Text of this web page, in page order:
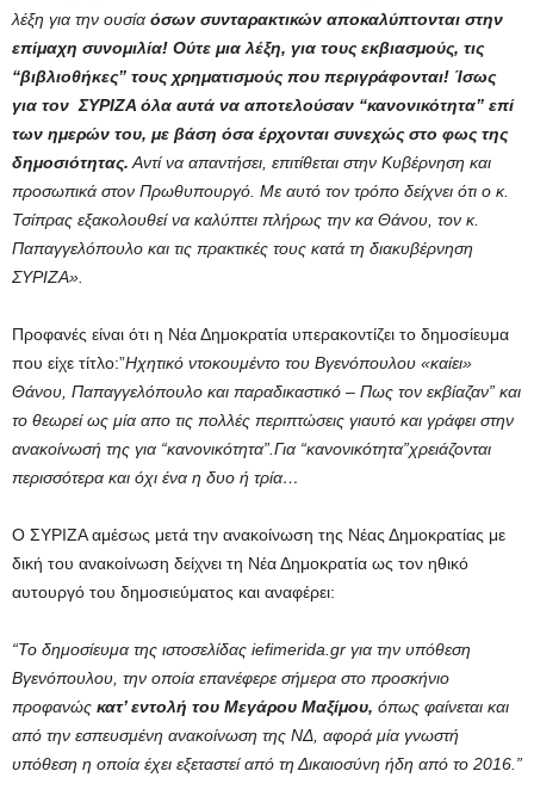
λέξη για την ουσία όσων συνταρακτικών αποκαλύπτονται στην
επίμαχη συνομιλία! Ούτε μια λέξη, για τους εκβιασμούς, τις
“βιβλιοθήκες” τους χρηματισμούς που περιγράφονται! Ίσως
για τον ΣΥΡΙΖΑ όλα αυτά να αποτελούσαν “κανονικότητα” επί
των ημερών του, με βάση όσα έρχονται συνεχώς στο φως της
δημοσιότητας.Αντί να απαντήσει, επιτίθεται στην Κυβέρνηση και
προσωπικά στον Πρωθυπουργό. Με αυτό τον τρόπο δείχνει ότι ο κ.
Τσίπρας εξακολουθεί να καλύπτει πλήρως την κα Θάνου, τον κ.
Παπαγγελόπουλο και τις πρακτικές τους κατά τη διακυβέρνηση
ΣΥΡΙΖΑ».
Προφανές είναι ότι η Νέα Δημοκρατία υπερακοντίζει το δημοσίευμα
που είχε τίτλο:”Ηχητικό ντοκουμέντο του Βγενόπουλου «καίει»
Θάνου, Παπαγγελόπουλο και παραδικαστικό – Πως τον εκβίαζαν” και
το θεωρεί ως μία απο τις πολλές περιπτώσεις γιαυτό και γράφει στην
ανακοίνωσή της για “κανονικότητα”.Για “κανονικότητα”χρειάζονται
περισσότερα και όχι ένα η δυο ή τρία…
Ο ΣΥΡΙΖΑ αμέσως μετά την ανακοίνωση της Νέας Δημοκρατίας με
δική του ανακοίνωση δείχνει τη Νέα Δημοκρατία ως τον ηθικό
αυτουργό του δημοσιεύματος και αναφέρει:
“Το δημοσίευμα της ιστοσελίδας iefimerida.gr για την υπόθεση
Βγενόπουλου, την οποία επανέφερε σήμερα στο προσκήνιο
προφανώς κατ’ εντολή του Μεγάρου Μαξίμου, όπως φαίνεται και
από την εσπευσμένη ανακοίνωση της ΝΔ, αφορά μία γνωστή
υπόθεση η οποία έχει εξεταστεί από τη Δικαιοσύνη ήδη από το 2016.”